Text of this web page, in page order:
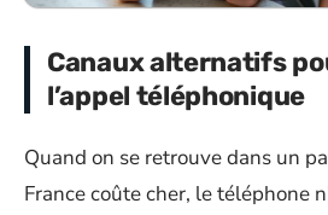
Canaux alternatifs
l’appel téléphonique
Quand on se retrouve dans un
France coûte cher, le téléphone